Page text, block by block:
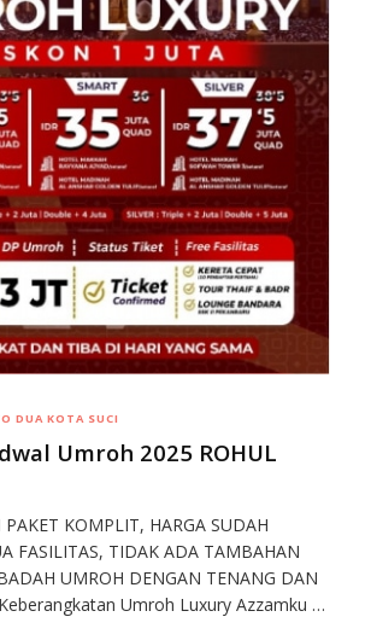
DUA KOTA SUCI
Umroh 2025 ROHUL
KOMPLIT, HARGA SUDAH
FASILITAS, TIDAK ADA TAMBAHAN
UMROH DENGAN TENANG DAN
Umroh Luxury Azzamku …